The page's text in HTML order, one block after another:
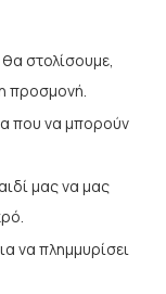
στολίσουμε,
προσμονή.
που να μπορούν
μας να μας
να πλημμυρίσει